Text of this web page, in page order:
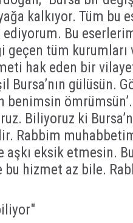
kalkıyor. Tüm bu
ediyorum. Bu
geçen tüm
hak eden bir
Bursa’nın gülüsün.
ömrümsün’.
Biliyoruz ki
Rabbim
eksik etmesin.
bu hizmet az bile.